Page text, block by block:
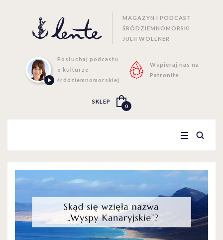
MAGAZYN I PODCAST
ŚRÓDZIEMNOMORSKI
JULII WOLLNER
Posłuchaj podcastu
o kulturze
śródziemnomorskiej
Wspieraj nas na
Patronite
SKLEP
0